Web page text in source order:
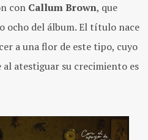
con Callum Brown, que
ocho del álbum. El título nace
a una flor de este tipo, cuyo
al atestiguar su crecimiento es